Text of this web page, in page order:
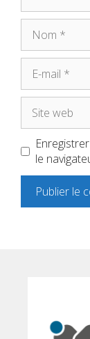
mail
web
le